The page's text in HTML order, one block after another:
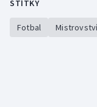
Moderní pětiboj
ŠTÍTKY
Fotbal